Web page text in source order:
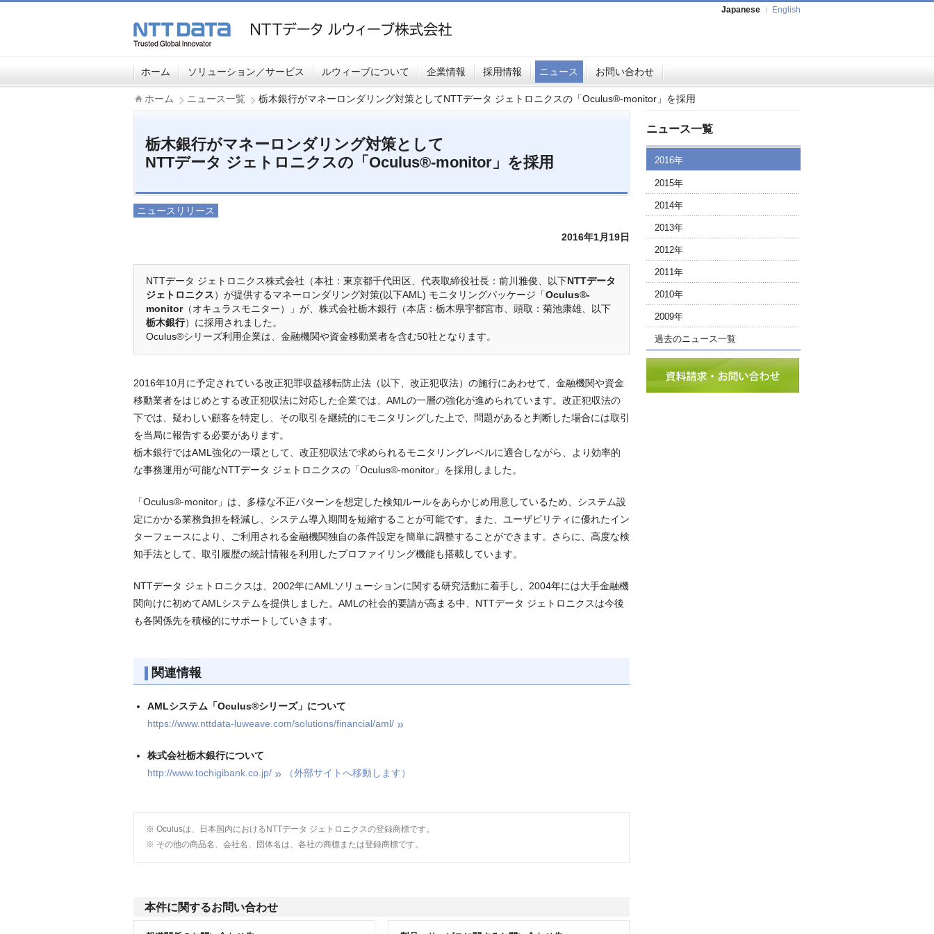
Japanese English
ホーム ソリューション／サービス ルウィーブについて 企業情報 採用情報 ニュース お問い合わせ
ホーム ニュース一覧 栃木銀行がマネーロンダリング対策としてNTTデータ ジェトロニクスの「Oculus®-monitor」を採用
栃木銀行がマネーロンダリング対策として
NTTデータ ジェトロニクスの「Oculus®-monitor」を採用
ニュースリリース
2016年1月19日
NTTデータ ジェトロニクス株式会社（本社：東京都千代田区、代表取締役社長：前川雅俊、以下NTTデータ
ジェトロニクス）が提供するマネーロンダリング対策(以下AML) モニタリングパッケージ「Oculus®-
monitor（オキュラスモニター）」が、株式会社栃木銀行（本店：栃木県宇都宮市、頭取：菊池康雄、以下
栃木銀行）に採用されました。
Oculus®シリーズ利用企業は、金融機関や資金移動業者を含む50社となります。
2016年10月に予定されている改正犯罪収益移転防止法（以下、改正犯収法）の施行にあわせて、金融機関や資金
移動業者をはじめとする改正犯収法に対応した企業では、AMLの一層の強化が進められています。改正犯収法の
下では、疑わしい顧客を特定し、その取引を継続的にモニタリングした上で、問題があると判断した場合には取引
を当局に報告する必要があります。
栃木銀行ではAML強化の一環として、改正犯収法で求められるモニタリングレベルに適合しながら、より効率的
な事務運用が可能なNTTデータ ジェトロニクスの「Oculus®-monitor」を採用しました。
「Oculus®-monitor」は、多様な不正パターンを想定した検知ルールをあらかじめ用意しているため、システム設
定にかかる業務負担を軽減し、システム導入期間を短縮することが可能です。また、ユーザビリティに優れたイン
ターフェースにより、ご利用される金融機関独自の条件設定を簡単に調整することができます。さらに、高度な検
知手法として、取引履歴の統計情報を利用したプロファイリング機能も搭載しています。
NTTデータ ジェトロニクスは、2002年にAMLソリューションに関する研究活動に着手し、2004年には大手金融機
関向けに初めてAMLシステムを提供しました。AMLの社会的要請が高まる中、NTTデータ ジェトロニクスは今後
も各関係先を積極的にサポートしていきます。
関連情報
AMLシステム「Oculus®シリーズ」について
https://www.nttdata-luweave.com/solutions/financial/aml/
株式会社栃木銀行について
http://www.tochigibank.co.jp/
（外部サイトへ移動します）
※ Oculusは、日本国内におけるNTTデータ ジェトロニクスの登録商標です。
※ その他の商品名、会社名、団体名は、各社の商標または登録商標です。
本件に関するお問い合わせ
ニュース一覧
2016年
2015年
2014年
2013年
2012年
2011年
2010年
2009年
過去のニュース一覧